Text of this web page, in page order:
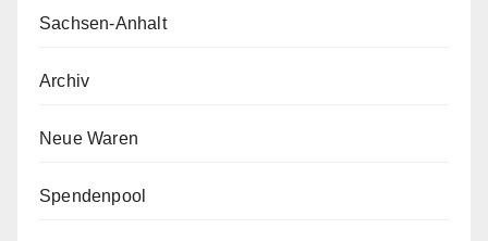
Sachsen-Anhalt
Archiv
Neue Waren
Spendenpool